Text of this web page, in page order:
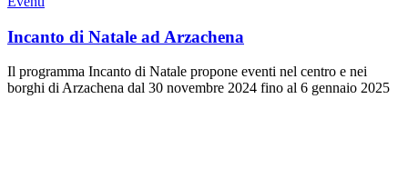
Incanto di Natale ad Arzachena
Il programma Incanto di Natale propone eventi nel centro e nei
borghi di Arzachena dal 30 novembre 2024 fino al 6 gennaio 2025